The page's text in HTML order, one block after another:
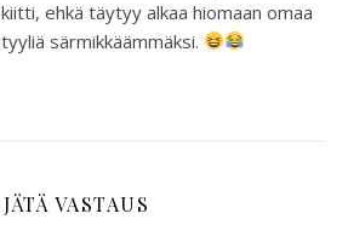
kiitti, ehkä täytyy alkaa hiomaan omaa
tyyliä särmikkäämmäksi.
JÄTÄ VASTAUS